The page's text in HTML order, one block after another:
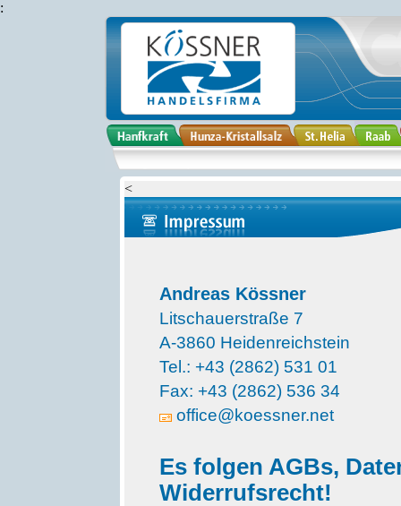
:
<
Andreas Kössner
Litschauerstraße 7
A-3860 Heidenreichstein
Tel.: +43 (2862) 531 01
Fax: +43 (2862) 536 34
office@koessner.net
Es folgen AGBs,
Widerrufsrecht!